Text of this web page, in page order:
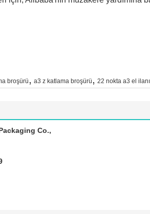
broşürü , a3 z katlama broşürü , 22 nokta a3 el ilanı
Co.,